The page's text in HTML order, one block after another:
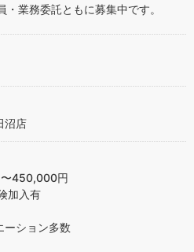
業務委託ともに募集中です。
沼店
450,000円
加入有
ーション多数